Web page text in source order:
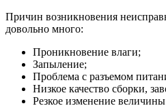
Причин возникновения
довольно много:
Проникновение влаги;
Запыление;
Проблема с разъемом
Низкое качество сборки,
Резкое изменение